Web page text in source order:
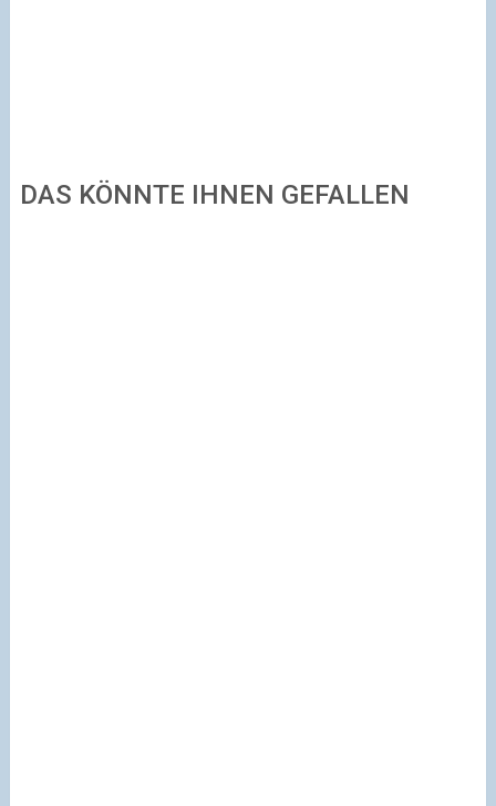
DAS KÖNNTE IHNEN GEFALLEN